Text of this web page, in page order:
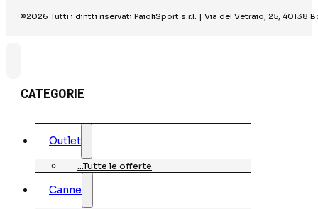
©2026 Tutti i diritti riservati PaioliSport s.r.l. | Via del Vetraio, 25, 40138
CATEGORIE
Outlet
…Tutte le offerte
Canne